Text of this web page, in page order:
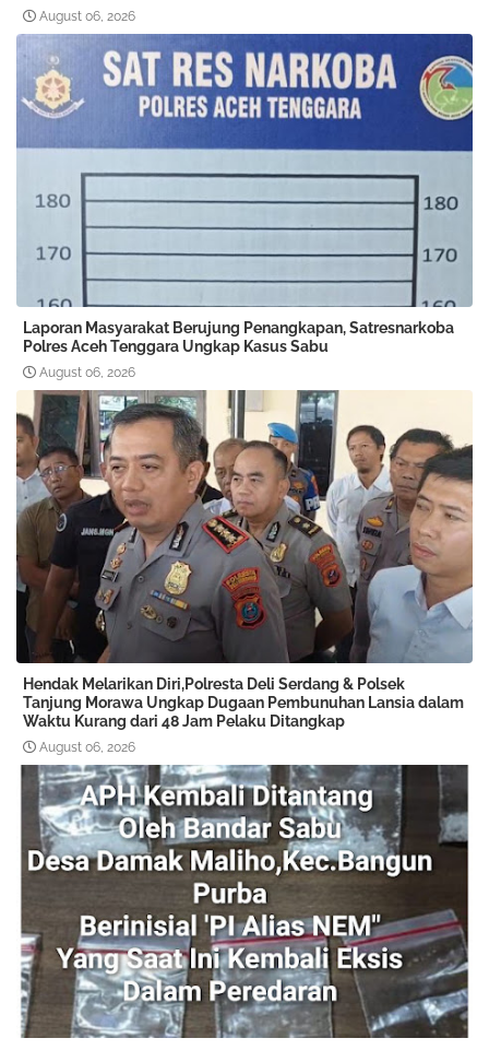
August 06, 2026
Laporan Masyarakat Berujung Penangkapan, Satresnarkoba
Polres Aceh Tenggara Ungkap Kasus Sabu
August 06, 2026
Hendak Melarikan Diri,Polresta Deli Serdang & Polsek
Tanjung Morawa Ungkap Dugaan Pembunuhan Lansia dalam
Waktu Kurang dari 48 Jam Pelaku Ditangkap
August 06, 2026